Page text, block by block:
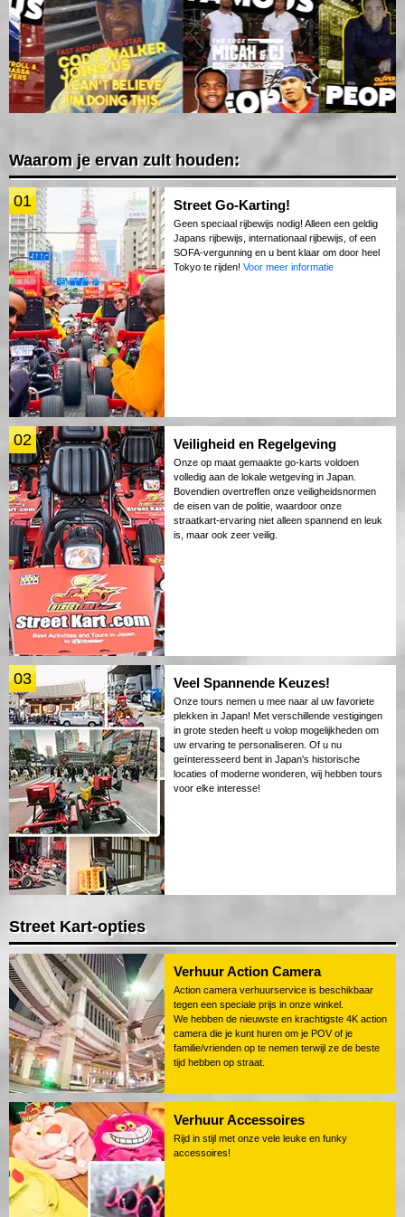
Waarom je ervan zult houden:
01 Street Go-Karting!
Geen speciaal rijbewijs nodig! Alleen een geldig
Japans rijbewijs, internationaal rijbewijs, of een
SOFA-vergunning en u bent klaar om door heel
Tokyo te rijden! Voor meer informatie
02 Veiligheid en Regelgeving
Onze op maat gemaakte go-karts voldoen
volledig aan de lokale wetgeving in Japan.
Bovendien overtreffen onze veiligheidsnormen
de eisen van de politie, waardoor onze
straatkart-ervaring niet alleen spannend en leuk
is, maar ook zeer veilig.
03 Veel Spannende Keuzes!
Onze tours nemen u mee naar al uw favoriete
plekken in Japan! Met verschillende vestigingen
in grote steden heeft u volop mogelijkheden om
uw ervaring te personaliseren. Of u nu
geïnteresseerd bent in Japan's historische
locaties of moderne wonderen, wij hebben tours
voor elke interesse!
Street Kart-opties
Verhuur Action Camera
Action camera verhuurservice is beschikbaar
tegen een speciale prijs in onze winkel.
We hebben de nieuwste en krachtigste 4K action
camera die je kunt huren om je POV of je
familie/vrienden op te nemen terwijl ze de beste
tijd hebben op straat.
Verhuur Accessoires
Rijd in stijl met onze vele leuke en funky
accessoires!